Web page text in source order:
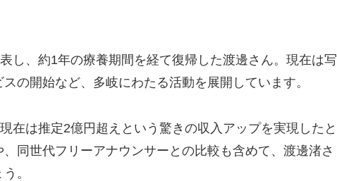
し、約1年の療養期間を経て復帰した渡邊さん。現在は写
の開始など、多岐にわたる活動を展開しています。
在は推定2億円超えという驚きの収入アップを実現したと
同世代フリーアナウンサーとの比較も含めて、渡邊渚さ
。